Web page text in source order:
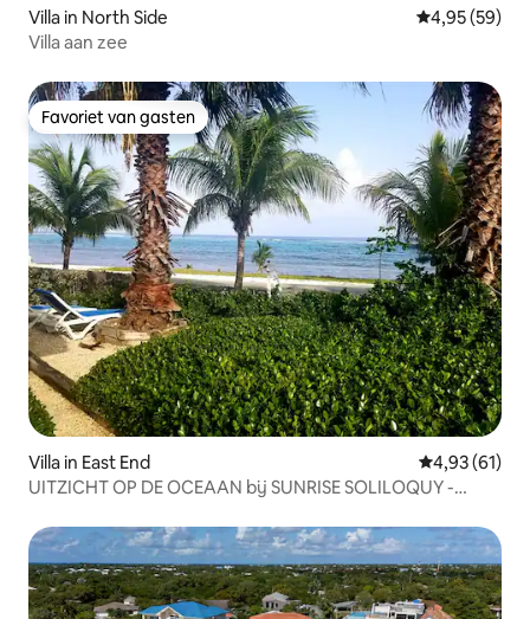
Villa in North Side Gemiddelde
4,95 (59)
Villa aan zee
Favoriet van gasten
Favoriet van gasten
Villa in East End Gemiddelde
4,93 (61)
UITZICHT OP DE OCEAAN bij SUNRISE SOLILOQUY -